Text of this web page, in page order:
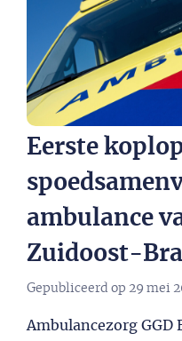
Eerste
ambulance
Zuidoost-
Gepubliceerd op 29 mei
Ambulancezorg